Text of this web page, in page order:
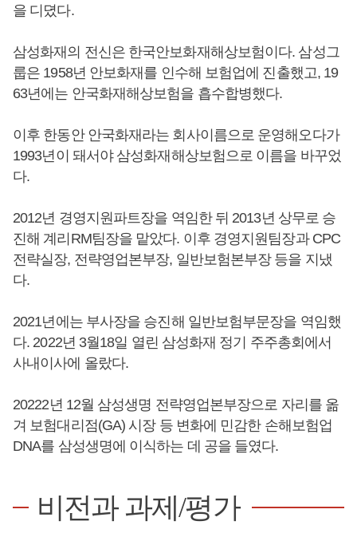
을 디뎠다.
삼성화재의 전신은 한국안보화재해상보험이다. 삼성그
룹은 1958년 안보화재를 인수해 보험업에 진출했고, 19
63년에는 안국화재해상보험을 흡수합병했다.
이후 한동안 안국화재라는 회사이름으로 운영해오다가
1993년이 돼서야 삼성화재해상보험으로 이름을 바꾸었
다.
2012년 경영지원파트장을 역임한 뒤 2013년 상무로 승
진해 계리RM팀장을 맡았다. 이후 경영지원팀장과 CPC
전략실장, 전략영업본부장, 일반보험본부장 등을 지냈
다.
2021년에는 부사장을 승진해 일반보험부문장을 역임했
다. 2022년 3월18일 열린 삼성화재 정기 주주총회에서
사내이사에 올랐다.
20222년 12월 삼성생명 전략영업본부장으로 자리를 옮
겨 보험대리점(GA) 시장 등 변화에 민감한 손해보험업
DNA를 삼성생명에 이식하는 데 공을 들였다.
비전과 과제/평가